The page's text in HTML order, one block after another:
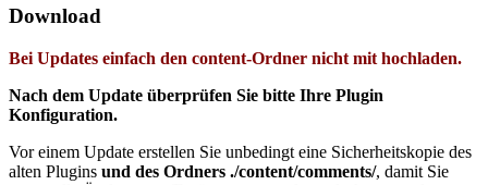
Download
Bei Updates einfach den content-Ordner nicht mit hochladen.
Nach dem Update überprüfen Sie bitte Ihre Plugin
Konfiguration.
Vor einem Update erstellen Sie unbedingt eine Sicherheitskopie des
alten Plugins und des Ordners ./content/comments/, damit Sie